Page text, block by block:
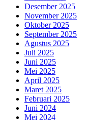
Desember 2025
November 2025
Oktober 2025
September 2025
Agustus 2025
Juli 2025
Juni 2025
Mei 2025
April 2025
Maret 2025
Februari 2025
Juni 2024
Mei 2024